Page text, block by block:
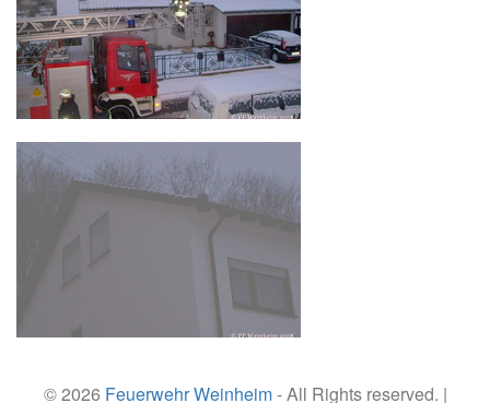
© 2026 Feuerwehr Weinheim- All Rights reserved. |